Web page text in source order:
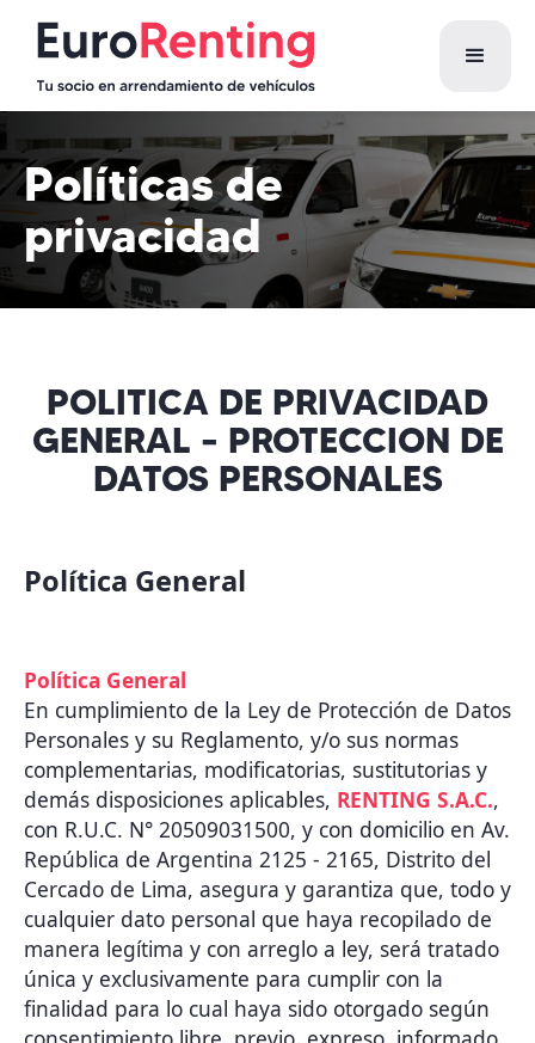
Políticas de
privacidad
POLITICA DE PRIVACIDAD
GENERAL – PROTECCION DE
DATOS PERSONALES
Política General
Política General
En cumplimiento de la Ley de Protección de Datos
Personales y su Reglamento, y/o sus normas
complementarias, modificatorias, sustitutorias y
demás disposiciones aplicables, RENTING S.A.C.,
con R.U.C. N° 20509031500, y con domicilio en Av.
República de Argentina 2125 - 2165, Distrito del
Cercado de Lima, asegura y garantiza que, todo y
cualquier dato personal que haya recopilado de
manera legítima y con arreglo a ley, será tratado
única y exclusivamente para cumplir con la
finalidad para lo cual haya sido otorgado según